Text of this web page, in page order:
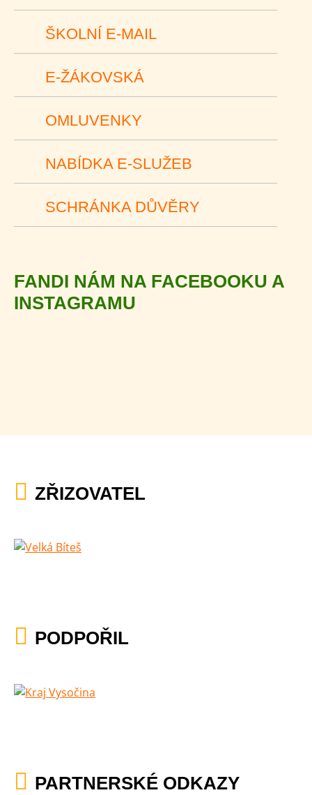
ŠKOLNÍ E-MAIL
E-ŽÁKOVSKÁ
OMLUVENKY
NABÍDKA E-SLUŽEB
SCHRÁNKA DŮVĚRY
FANDI NÁM NA FACEBOOKU A
INSTAGRAMU
ZŘIZOVATEL
PODPOŘIL
PARTNERSKÉ ODKAZY